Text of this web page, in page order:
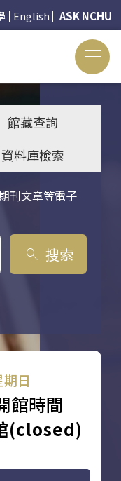
English ASK NCHU
館藏查詢
資料庫檢索
刊文章等電子
search 搜索
期日
館時間
(closed)